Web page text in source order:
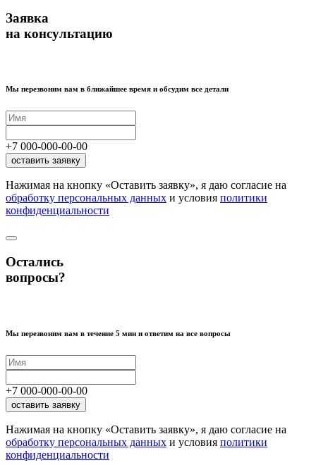
Заявка
на консультацию
Мы перезвоним вам в ближайшее время и обсудим все детали
+7 000-000-00-00
оставить заявку
Нажимая на кнопку «Оставить заявку», я даю согласие на
обработку персональных данных и условия политики
конфиденциальности
Остались
вопросы?
Мы перезвоним вам в течение 5 мин и ответим на все вопросы
+7 000-000-00-00
оставить заявку
Нажимая на кнопку «Оставить заявку», я даю согласие на
обработку персональных данных и условия политики
конфиденциальности